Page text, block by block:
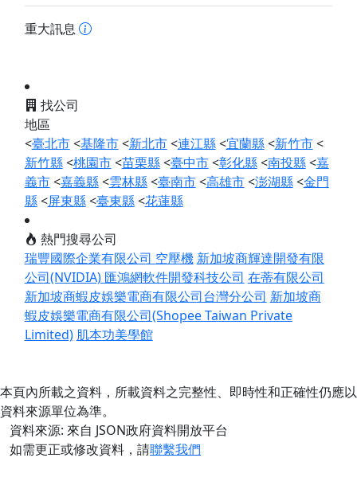
重大訊息
找公司
地區
<臺北市<基隆市<新北市<連江縣<宜蘭縣<新竹市<
新竹縣<桃園市<苗栗縣<臺中市<彰化縣<南投縣<嘉
義市<嘉義縣<雲林縣<臺南市<高雄市<澎湖縣<金門
縣<屏東縣<臺東縣<花蓮縣
熱門搜尋公司
瑞豐國際企業有限公司 空壓機 新加坡商輝達開發有限
公司(NVIDIA) 匯鴻網軟件開發科技公司 在蒂有限公司
新加坡商蝦皮娛樂電商有限公司台灣分公司 新加坡商
蝦皮娛樂電商有限公司(Shopee Taiwan Private
Limited) 肌本功美學館
本頁內所載之資料，所載資料之完整性、即時性和正確性仍應以
資料來源單位為準。
資料來源: 來自 JSON政府資料開放平台
如需更正或修改資料，請聯繫我們